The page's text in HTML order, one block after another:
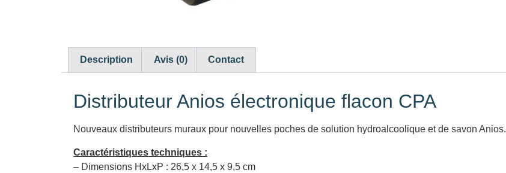
Description Avis (0) Contact
Distributeur Anios électronique flacon CPA
Nouveaux distributeurs muraux pour nouvelles poches de solution hydroalcoolique et de savon Anios.
Caractéristiques techniques :
– Dimensions HxLxP : 26,5 x 14,5 x 9,5 cm